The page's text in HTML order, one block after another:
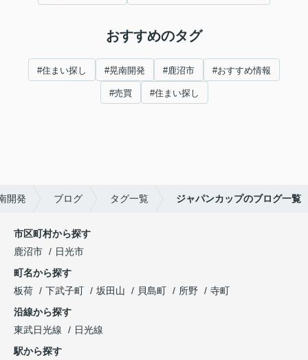
おすすめのタグ
#住まい探し #晃南開発 #鹿沼市 #おすすめ情報
#売買 #住まい探し
開発 ブログ タグ一覧 ジャパンカップのブログ一覧
市区町村から探す
鹿沼市
日光市
町名から探す
板荷
下武子町 坂田山 貝島町 所野
寺町
沿線から探す
東武日光線
日光線
駅から探す